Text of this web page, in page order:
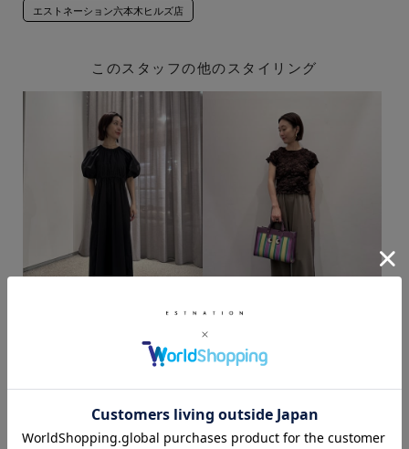
エストネーション六本木ヒルズ店
このスタッフの他のスタイリング